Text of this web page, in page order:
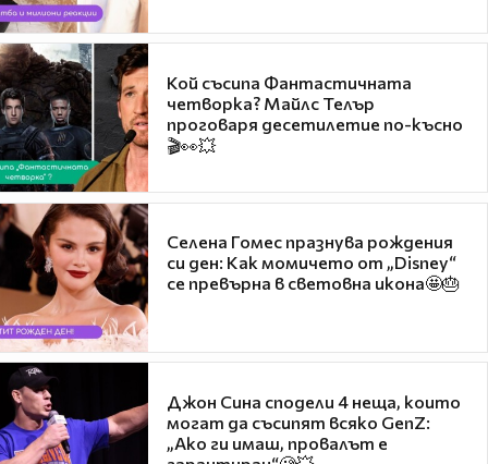
Кой съсипа Фантастичната
четворка? Майлс Телър
проговаря десетилетие по-късно
🎬👀💥
Селена Гомес празнува рождения
си ден: Как момичето от „Disney“
се превърна в световна икона🤩🎂
Джон Сина сподели 4 неща, които
могат да съсипят всяко GenZ:
„Ако ги имаш, провалът е